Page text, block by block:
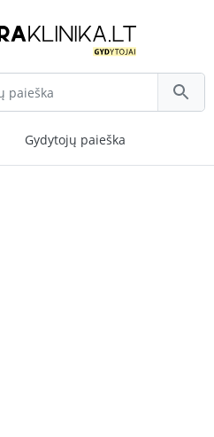
Gydytojų paieška